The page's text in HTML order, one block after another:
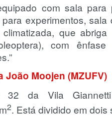
com sala para
experimentos,
que
com
João Moojen (MZUFV)
32 da Vila
2. Está dividido em dois